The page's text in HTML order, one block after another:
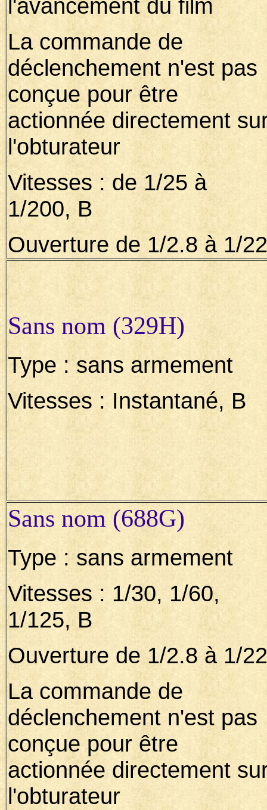
l'avancement du film
La commande de
déclenchement n'est pas
conçue pour être
actionnée directement
l'obturateur
Vitesses : de 1/25 à
1/200, B
Ouverture de 1/2.8 à 1/22
Sans nom (329H)
Type : sans armement
Vitesses : Instantané, B
Sans nom (688G)
Type : sans armement
Vitesses : 1/30, 1/60,
1/125, B
Ouverture de 1/2.8 à 1/22
La commande de
déclenchement n'est pas
conçue pour être
actionnée directement
l'obturateur